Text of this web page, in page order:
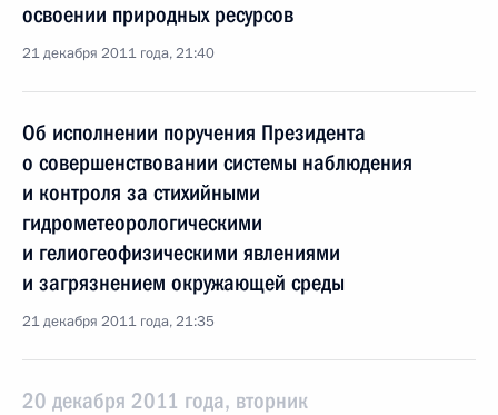
освоении природных ресурсов
21 декабря 2011 года, 21:40
Об исполнении поручения Президента
о совершенствовании системы наблюдения
и контроля за стихийными
гидрометеорологическими
и гелиогеофизическими явлениями
и загрязнением окружающей среды
21 декабря 2011 года, 21:35
20 декабря 2011 года, вторник